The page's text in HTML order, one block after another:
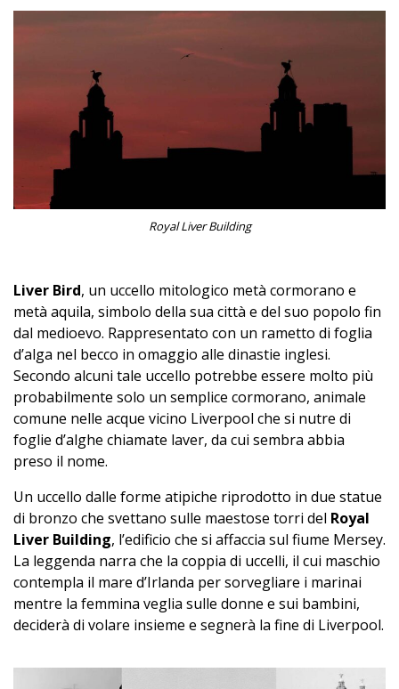
Royal Liver Building
Liver Bird, un uccello mitologico metà cormorano e
metà aquila, simbolo della sua città e del suo popolo fin
dal medioevo. Rappresentato con un rametto di foglia
d’alga nel becco in omaggio alle dinastie inglesi.
Secondo alcuni tale uccello potrebbe essere molto più
probabilmente solo un semplice cormorano, animale
comune nelle acque vicino Liverpool che si nutre di
foglie d’alghe chiamate laver, da cui sembra abbia
preso il nome.
Un uccello dalle forme atipiche riprodotto in due statue
di bronzo che svettano sulle maestose torri del Royal
Liver Building, l’edificio che si affaccia sul fiume Mersey.
La leggenda narra che la coppia di uccelli, il cui maschio
contempla il mare d’Irlanda per sorvegliare i marinai
mentre la femmina veglia sulle donne e sui bambini,
deciderà di volare insieme e segnerà la fine di Liverpool.